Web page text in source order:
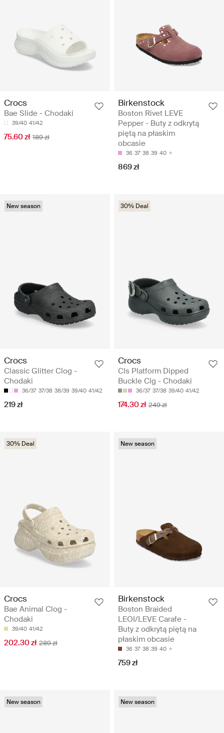
Crocs
Bae Slide - Chodaki
39/40 41/42
75.60 zł 189 zł
Birkenstock
Boston Rivet LEVE
Pepper - Buty z odkrytą
piętą na płaskim
obcasie
36 37 38 39 40
869 zł
New season
Crocs
Classic Glitter Clog -
Chodaki
36/37 37/38 38/39 39/40 41/42
219 zł
30% Deal
Crocs
Cls Platform Dipped
Buckle Clg - Chodaki
36/37 37/38 39/40 41/42
174.30 zł 249 zł
30% Deal
Crocs
Bae Animal Clog -
Chodaki
39/40 41/42
202.30 zł 289 zł
New season
Birkenstock
Boston Braided
LEOI/LEVE Carafe -
Buty z odkrytą piętą na
płaskim obcasie
36 37 38 39 40
759 zł
New season New season